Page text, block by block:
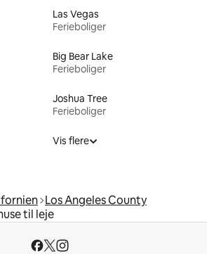
Las Vegas
Ferieboliger
Big Bear Lake
Ferieboliger
Joshua Tree
Ferieboliger
Vis flere
Los Angeles County
til leje